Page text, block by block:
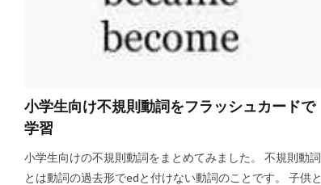
小学生向け不規則動詞をフラッシュカードで
学習
小学生向けの不規則動詞をまとめてみました。 不規則動詞
とは動詞の過去形でedと付けない動詞のことです。 子供と